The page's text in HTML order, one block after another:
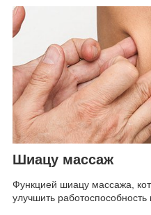
Шиацу массаж
Функцией шиацу массажа,
улучшить